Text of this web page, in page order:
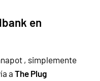
en
, simplemente
a The Plug